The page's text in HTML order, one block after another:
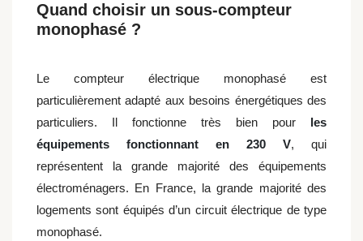
Quand choisir un sous-compteur
monophasé ?
Le compteur électrique monophasé est
particulièrement adapté aux besoins énergétiques des
particuliers. Il fonctionne très bien pour les
équipements fonctionnant en 230 V, qui
représentent la grande majorité des équipements
électroménagers. En France, la grande majorité des
logements sont équipés d’un circuit électrique de type
monophasé.